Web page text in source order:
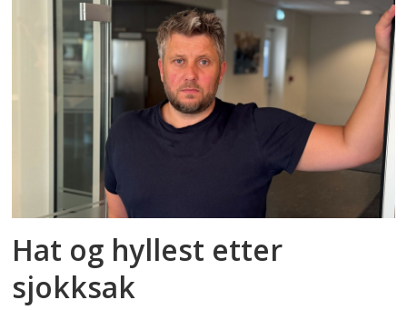
Hat og hyllest etter
sjokksak